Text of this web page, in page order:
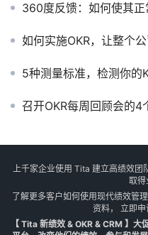
360度反馈：如何使其正
如何实施OKR，让整个
5种测量标准，检测你的
召开OKR每周回顾会的4
上千家企业使用 Tita 建立高绩效团
取得
了解更多客户如何使用现代绩效管
资料， 立即申
【 Tita 新绩效 & OKR & CRM 】